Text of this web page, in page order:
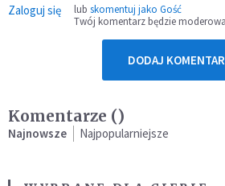
Zaloguj się lub skomentuj jako Gość
Twój komentarz będzie
DODAJ
Komentarze ()
Najnowsze Najpopularniejsze